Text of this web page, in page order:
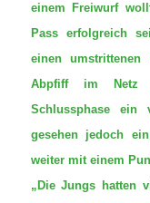
einem Freiwurf
Pass erfolgreich
einen umstrittenen
Abpfiff im Netz
Schlussphase ein
gesehen jedoch
weiter mit einem
„Die Jungs hatten